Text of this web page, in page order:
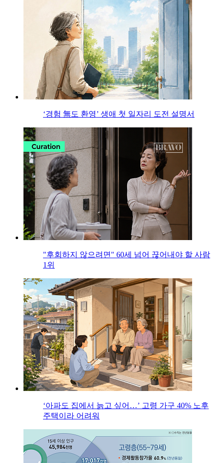
‘경험 無도 환영’ 생애 첫 일자리 도전 설명서
"후회하지 않으려면" 60세 넘어 끊어내야 할 사람
1위
‘아파도 집에서 늙고 싶어…’ 고령 가구 40% 노후
주택이라 어려워